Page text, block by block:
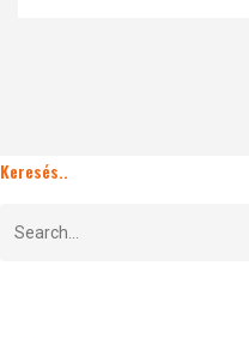
Keresés..